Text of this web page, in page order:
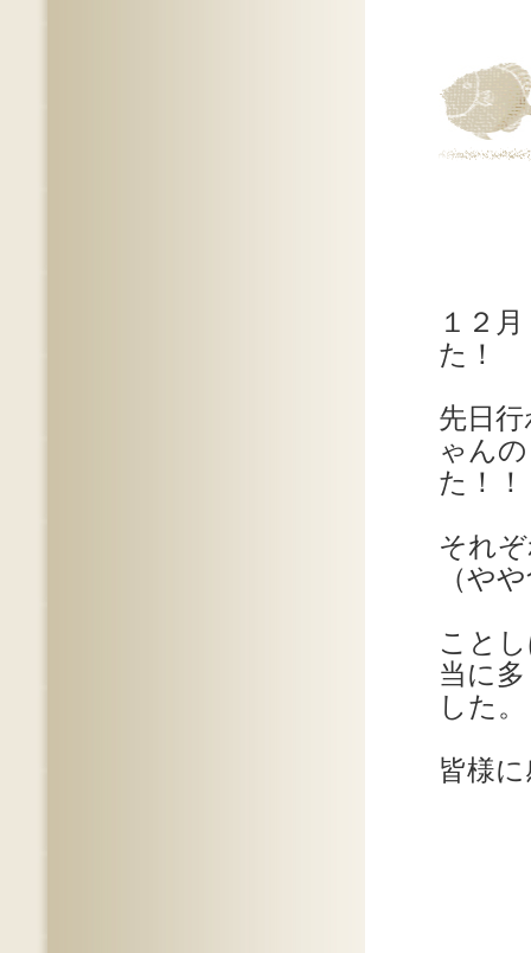
１２
た！
先日
ゃん
た！！
それ
（や
こと
当に
した。
皆様